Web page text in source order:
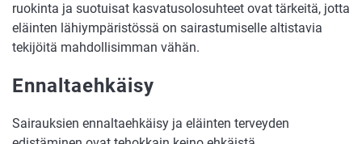
ruokinta ja suotuisat kasvatusolosuhteet ovat tärkeitä, jotta
eläinten lähiympäristössä on sairastumiselle altistavia
tekijöitä mahdollisimman vähän.
Ennaltaehkäisy
Sairauksien ennaltaehkäisy ja eläinten terveyden